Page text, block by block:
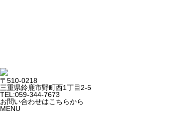
〒510-0218
三重県鈴鹿市野町西1丁目2-5
TEL:059-344-7673
お問い合わせはこちらから
MENU